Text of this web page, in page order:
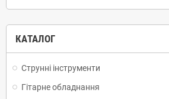
КАТАЛОГ
Струнні інструменти
Гітарне обладнання